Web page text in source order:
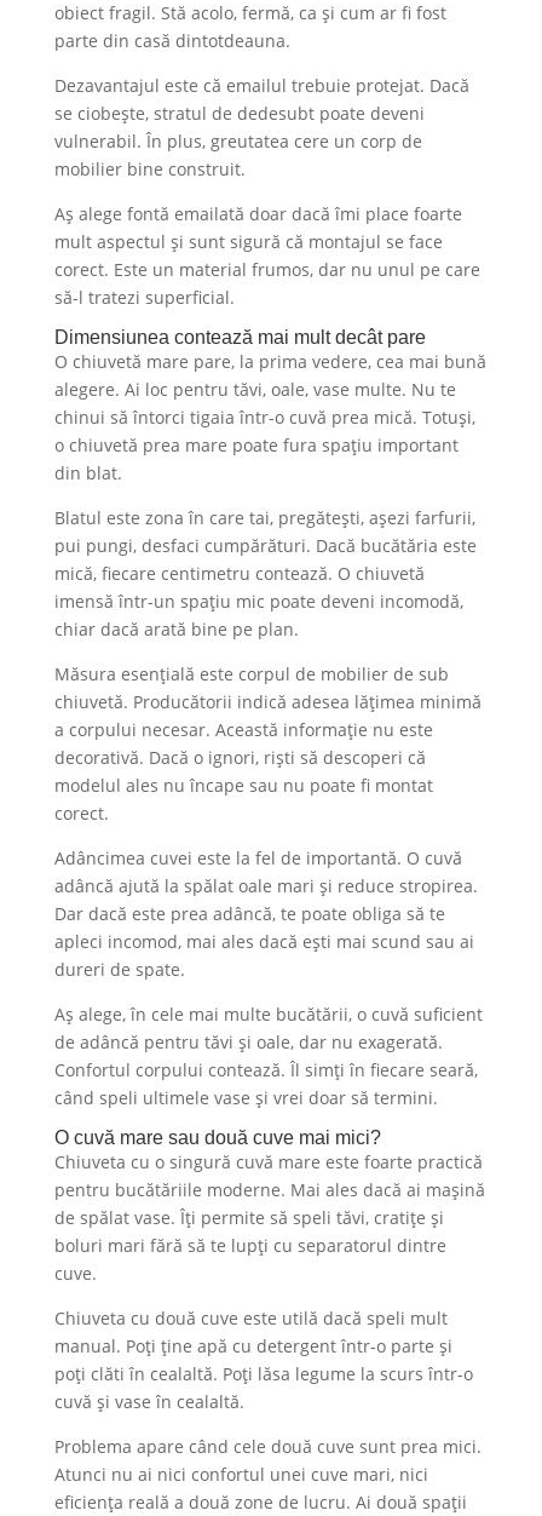
obiect fragil. Stă acolo, fermă, ca și cum ar fi fost
parte din casă dintotdeauna.
Dezavantajul este că emailul trebuie protejat. Dacă
se ciobește, stratul de dedesubt poate deveni
vulnerabil. În plus, greutatea cere un corp de
mobilier bine construit.
Aș alege fontă emailată doar dacă îmi place foarte
mult aspectul și sunt sigură că montajul se face
corect. Este un material frumos, dar nu unul pe care
să-l tratezi superficial.
Dimensiunea contează mai mult decât pare
O chiuvetă mare pare, la prima vedere, cea mai bună
alegere. Ai loc pentru tăvi, oale, vase multe. Nu te
chinui să întorci tigaia într-o cuvă prea mică. Totuși,
o chiuvetă prea mare poate fura spațiu important
din blat.
Blatul este zona în care tai, pregătești, așezi farfurii,
pui pungi, desfaci cumpărături. Dacă bucătăria este
mică, fiecare centimetru contează. O chiuvetă
imensă într-un spațiu mic poate deveni incomodă,
chiar dacă arată bine pe plan.
Măsura esențială este corpul de mobilier de sub
chiuvetă. Producătorii indică adesea lățimea minimă
a corpului necesar. Această informație nu este
decorativă. Dacă o ignori, riști să descoperi că
modelul ales nu încape sau nu poate fi montat
corect.
Adâncimea cuvei este la fel de importantă. O cuvă
adâncă ajută la spălat oale mari și reduce stropirea.
Dar dacă este prea adâncă, te poate obliga să te
apleci incomod, mai ales dacă ești mai scund sau ai
dureri de spate.
Aș alege, în cele mai multe bucătării, o cuvă suficient
de adâncă pentru tăvi și oale, dar nu exagerată.
Confortul corpului contează. Îl simți în fiecare seară,
când speli ultimele vase și vrei doar să termini.
O cuvă mare sau două cuve mai mici?
Chiuveta cu o singură cuvă mare este foarte practică
pentru bucătăriile moderne. Mai ales dacă ai mașină
de spălat vase. Îți permite să speli tăvi, cratițe și
boluri mari fără să te lupți cu separatorul dintre
cuve.
Chiuveta cu două cuve este utilă dacă speli mult
manual. Poți ține apă cu detergent într-o parte și
poți clăti în cealaltă. Poți lăsa legume la scurs într-o
cuvă și vase în cealaltă.
Problema apare când cele două cuve sunt prea mici.
Atunci nu ai nici confortul unei cuve mari, nici
eficiența reală a două zone de lucru. Ai două spații